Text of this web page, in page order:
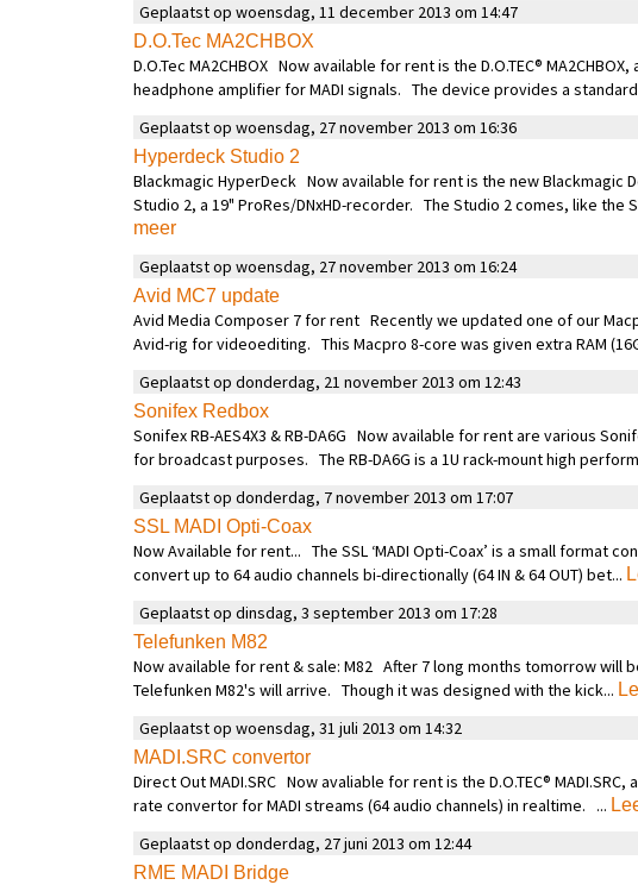
Geplaatst op woensdag, 11 december 2013 om 14:47
D.O.Tec MA2CHBOX
D.O.Tec MA2CHBOX Now available for rent is the D.O.TEC®
headphone amplifier for MADI signals. The device provides a standard
Geplaatst op woensdag, 27 november 2013 om 16:36
Hyperdeck Studio 2
Blackmagic HyperDeck Now available for rent is the new Blackmagic
Studio 2, a 19" ProRes/DNxHD-recorder. The Studio 2 comes, like the
meer
Geplaatst op woensdag, 27 november 2013 om 16:24
Avid MC7 update
Avid Media Composer 7 for rent Recently we updated one of our
Avid-rig for videoediting. This Macpro 8-core was given extra RAM
Geplaatst op donderdag, 21 november 2013 om 12:43
Sonifex Redbox
Sonifex RB-AES4X3 & RB-DA6G Now available for rent are various
for broadcast purposes. The RB-DA6G is a 1U rack-mount high
Geplaatst op donderdag, 7 november 2013 om 17:07
SSL MADI Opti-Coax
Now Available for rent... The SSL ‘MADI Opti-Coax’ is a small format
convert up to 64 audio channels bi-directionally (64 IN & 64 OUT) bet...
Geplaatst op dinsdag, 3 september 2013 om 17:28
Telefunken M82
Now available for rent & sale: M82 After 7 long months tomorrow will
Telefunken M82's will arrive. Though it was designed with the kick...
Geplaatst op woensdag, 31 juli 2013 om 14:32
MADI.SRC convertor
Direct Out MADI.SRC Now avaliable for rent is the D.O.TEC® MADI.SRC,
rate convertor for MADI streams (64 audio channels) in realtime. ...
Geplaatst op donderdag, 27 juni 2013 om 12:44
RME MADI Bridge